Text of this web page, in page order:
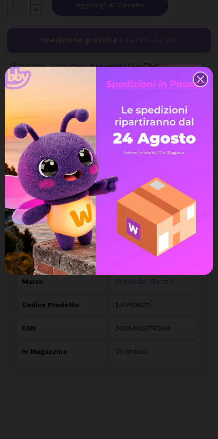
Aggiungi Al Carrello
Assistenza Live Chat
Ampia scelta di pagamenti
Spedizione express veloce
Possibilità di reso e rimborso
DETTAGLI DEL PRODOTTO
Marca Schneider Electric
Codice Prodotto BBY036211
EAN 3606480378669
In Magazzino 25 Articoli